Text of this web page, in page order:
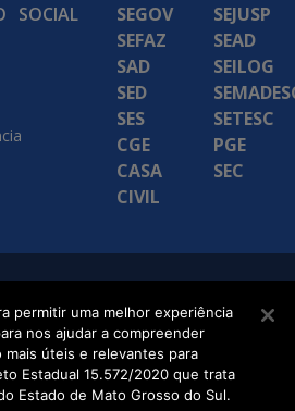
SOCIAL
SEGOV
SEFAZ
SAD
SED
SES
CGE
CASA
CIVIL
SEJUSP
SEAD
SEILOG
SETESC
PGE
SEC
permitir uma melhor experiência
nos ajudar a compreender
mais úteis e relevantes para
Estadual 15.572/2020 que trata
Estado de Mato Grosso do Sul.